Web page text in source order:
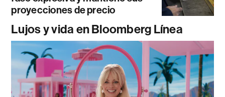
proyecciones de precio
Lujos y vida en Bloomberg Línea